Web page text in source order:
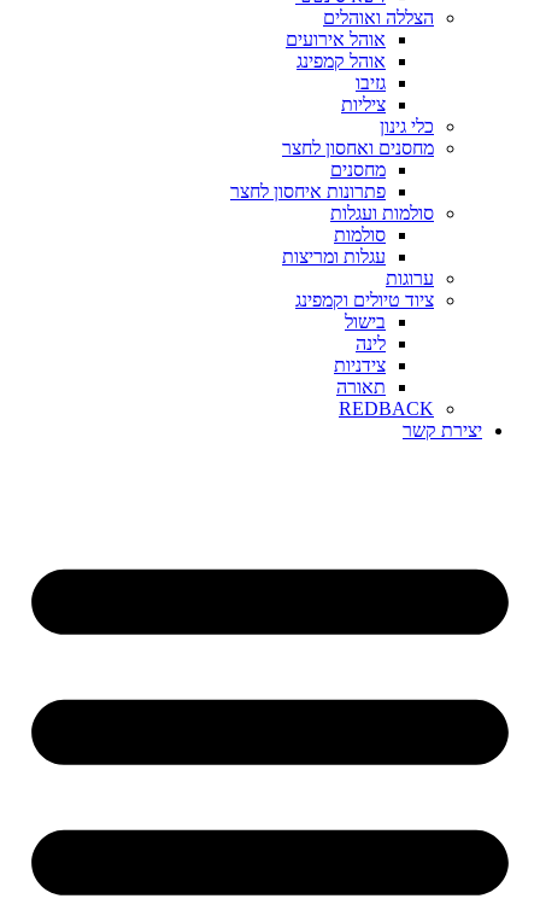
הצללה ואוהלים
אוהל אירועים
אוהל קמפינג
גזיבו
ציליות
כלי גינון
מחסנים ואחסון לחצר
מחסנים
פתרונות איחסון לחצר
סולמות ועגלות
סולמות
עגלות ומריצות
ערוגות
ציוד טיולים וקמפינג
בישול
לינה
צידניות
תאורה
REDBACK
יצירת קשר